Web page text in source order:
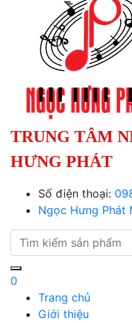
TRUNG TÂM
HƯNG PHÁT
Số điện thoại:
Ngọc Hưng Phát
0
Trang chủ
Giới thiệu